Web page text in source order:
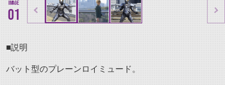
01
■説明
バット型のプレーンロイミュード。